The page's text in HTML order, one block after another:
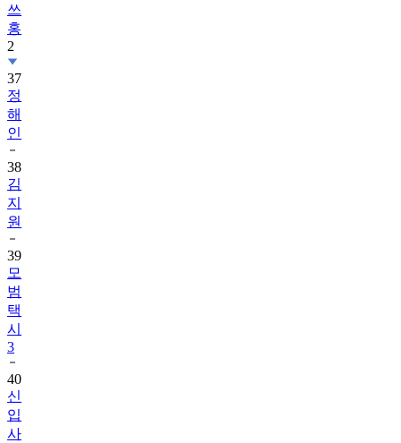
쓰
홍
2
37
정
해
인
38
김
지
원
39
모
범
택
시
3
40
신
입
사